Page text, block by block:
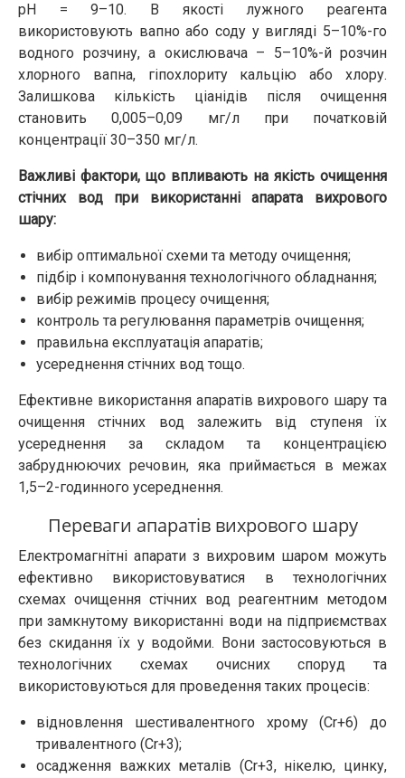
рН = 9–10. В якості лужного реагента
використовують вапно або соду у вигляді 5–10%-го
водного розчину, а окислювача – 5–10%-й розчин
хлорного вапна, гіпохлориту кальцію або хлору.
Залишкова кількість ціанідів після очищення
становить 0,005–0,09 мг/л при початковій
концентрації 30–350 мг/л.
Важливі фактори, що впливають на якість очищення
стічних вод при використанні апарата вихрового
шару:
вибір оптимальної схеми та методу очищення;
підбір і компонування технологічного обладнання;
вибір режимів процесу очищення;
контроль та регулювання параметрів очищення;
правильна експлуатація апаратів;
усереднення стічних вод тощо.
Ефективне використання апаратів вихрового шару та
очищення стічних вод залежить від ступеня їх
усереднення за складом та концентрацією
забруднюючих речовин, яка приймається в межах
1,5–2-годинного усереднення.
Переваги апаратів вихрового шару
Електромагнітні апарати з вихровим шаром можуть
ефективно використовуватися в технологічних
схемах очищення стічних вод реагентним методом
при замкнутому використанні води на підприємствах
без скидання їх у водойми. Вони застосовуються в
технологічних схемах очисних споруд та
використовуються для проведення таких процесів:
відновлення шестивалентного хрому (Cr+6) до
тривалентного (Cr+3);
осадження важких металів (Cr+3, нікелю, цинку,